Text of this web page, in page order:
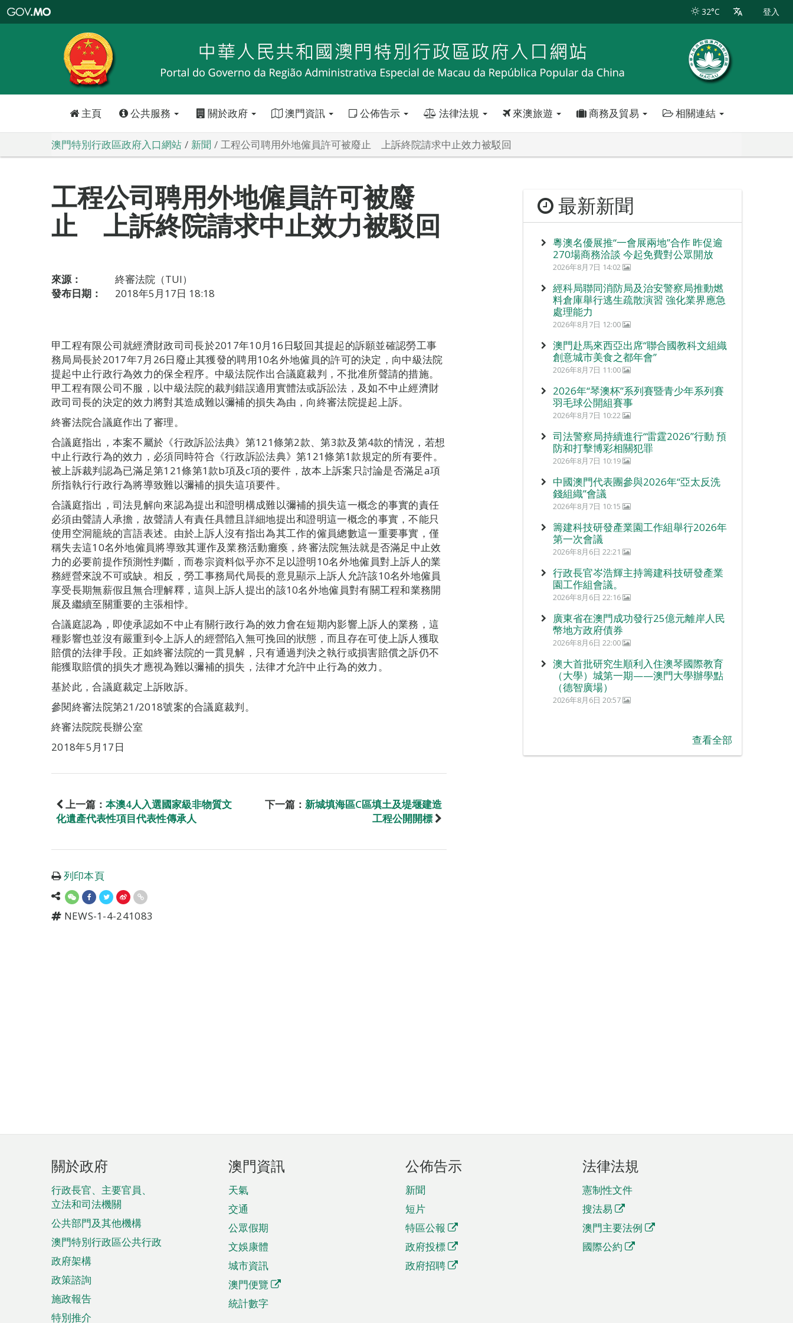
特
政
區
政
口
32°C 登入
主頁 公共服務 關於政府 澳門資訊 公佈告示 法律法規 來澳旅遊 商務及貿易 相關連結
澳門特別行政區政府入口網站 新聞 工程公司聘用外地僱員許可被廢止 上訴終院請求中止效力被駁回
工程公司聘用外地僱員許可被廢
止 上訴終院請求中止效力被駁回
來源：
終審法院（TUI）
發布日期：
2018年5月17日 18:18
甲工程有限公司就經濟財政司司長於2017年10月16日駁回其提起的訴願並確認勞工事
務局局長於2017年7月26日廢止其獲發的聘用10名外地僱員的許可的決定，向中級法院
提起中止行政行為效力的保全程序。中級法院作出合議庭裁判，不批准所聲請的措施。
甲工程有限公司不服，以中級法院的裁判錯誤適用實體法或訴訟法，及如不中止經濟財
政司司長的決定的效力將對其造成難以彌補的損失為由，向終審法院提起上訴。
終審法院合議庭作出了審理。
合議庭指出，本案不屬於《行政訴訟法典》第121條第2款、第3款及第4款的情況，若想
中止行政行為的效力，必須同時符合《行政訴訟法典》第121條第1款規定的所有要件。
被上訴裁判認為已滿足第121條第1款b項及c項的要件，故本上訴案只討論是否滿足a項
所指執行行政行為將導致難以彌補的損失這項要件。
合議庭指出，司法見解向來認為提出和證明構成難以彌補的損失這一概念的事實的責任
必須由聲請人承擔，故聲請人有責任具體且詳細地提出和證明這一概念的事實，不能只
使用空洞籠統的言語表述。由於上訴人沒有指出為其工作的僱員總數這一重要事實，僅
稱失去這10名外地僱員將導致其運作及業務活動癱瘓，終審法院無法就是否滿足中止效
力的必要前提作預測性判斷，而卷宗資料似乎亦不足以證明10名外地僱員對上訴人的業
務經營來說不可或缺。相反，勞工事務局代局長的意見顯示上訴人允許該10名外地僱員
享受長期無薪假且無合理解釋，這與上訴人提出的該10名外地僱員對有關工程和業務開
展及繼續至關重要的主張相悖。
合議庭認為，即使承認如不中止有關行政行為的效力會在短期內影響上訴人的業務，這
種影響也並沒有嚴重到令上訴人的經營陷入無可挽回的狀態，而且存在可使上訴人獲取
賠償的法律手段。正如終審法院的一貫見解，只有通過判決之執行或損害賠償之訴仍不
能獲取賠償的損失才應視為難以彌補的損失，法律才允許中止行為的效力。
基於此，合議庭裁定上訴敗訴。
參閱終審法院第21/2018號案的合議庭裁判。
終審法院院長辦公室
2018年5月17日
上一篇： 本澳4人入選國家級非物質文
化遺產代表性項目代表性傳承人
下一篇： 新城填海區C區填土及堤堰建造
工程公開開標
列印本頁
NEWS-1-4-241083
最新新聞
粵澳名優展推“一會展兩地”合作 昨促逾
270場商務洽談 今起免費對公眾開放
2026年8月7日 14:02
經科局聯同消防局及治安警察局推動燃
料倉庫舉行逃生疏散演習 強化業界應急
處理能力
2026年8月7日 12:00
澳門赴馬來西亞出席“聯合國教科文組織
創意城市美食之都年會”
2026年8月7日 11:00
2026年“琴澳杯”系列賽暨青少年系列賽
羽毛球公開組賽事
2026年8月7日 10:22
司法警察局持續進行“雷霆2026”行動 預
防和打擊博彩相關犯罪
2026年8月7日 10:19
中國澳門代表團參與2026年“亞太反洗
錢組織”會議
2026年8月7日 10:15
籌建科技研發產業園工作組舉行2026年
第一次會議
2026年8月6日 22:21
行政長官岑浩輝主持籌建科技研發產業
園工作組會議。
2026年8月6日 22:16
廣東省在澳門成功發行25億元離岸人民
幣地方政府債券
2026年8月6日 22:00
澳大首批研究生順利入住澳琴國際教育
（大學）城第一期——澳門大學辦學點
（德智廣場）
2026年8月6日 20:57
查看全部
頁
腳
菜
單
關於政府
行政長官、主要官員、
立法和司法機關
公共部門及其他機構
澳門特別行政區公共行政
政府架構
政策諮詢
施政報告
特別推介
澳門資訊
天氣
交通
公眾假期
文娛康體
城市資訊
澳門便覽
統計數字
公佈告示
新聞
短片
特區公報
政府投標
政府招聘
法律法規
憲制性文件
搜法易
澳門主要法例
國際公約